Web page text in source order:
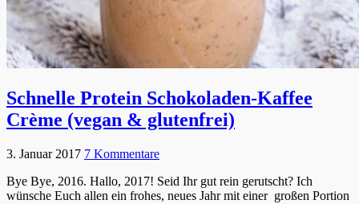
Schnelle Protein Schokoladen-Kaffee
Crème (vegan & glutenfrei)
3. Januar 2017 7 Kommentare
Bye Bye, 2016. Hallo, 2017! Seid Ihr gut rein gerutscht? Ich
wünsche Euch allen ein frohes, neues Jahr mit einer großen Portion